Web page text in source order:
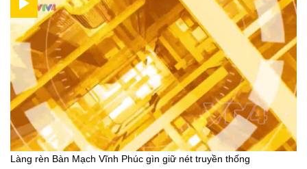
Làng rèn Bàn Mạch Vĩnh Phúc gìn giữ nét truyền thống